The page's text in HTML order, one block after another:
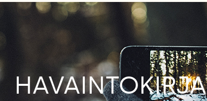
HAVAINTOKIRJA